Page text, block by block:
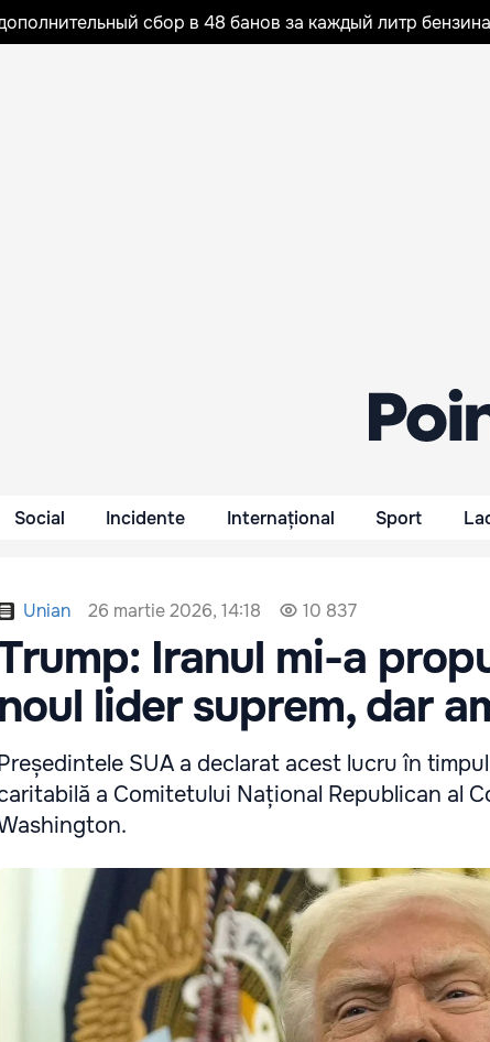
сбор в 48 банов за каждый литр
Social Incidente Internațional Sport
Unian 26 martie 2026, 14:18 10 837
Iranul mi-a
noul lider suprem, dar
SUA a declarat acest lucru în
a Comitetului Național Republican al